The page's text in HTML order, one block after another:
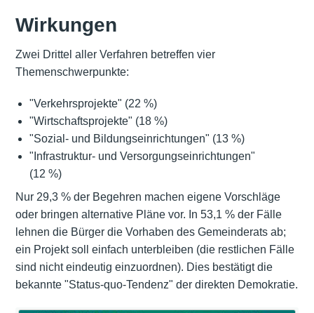
Wirkungen
Zwei Drittel aller Verfahren betreffen vier
Themenschwerpunkte:
"Verkehrsprojekte" (22 %)
"Wirtschaftsprojekte" (18 %)
"Sozial- und Bildungseinrichtungen" (13 %)
"Infrastruktur- und Versorgungseinrichtungen"
(12 %)
Nur 29,3 % der Begehren machen eigene Vorschläge
oder bringen alternative Pläne vor. In 53,1 % der Fälle
lehnen die Bürger die Vorhaben des Gemeinderats ab;
ein Projekt soll einfach unterbleiben (die restlichen Fälle
sind nicht eindeutig einzuordnen). Dies bestätigt die
bekannte "Status-quo-Tendenz" der direkten Demokratie.